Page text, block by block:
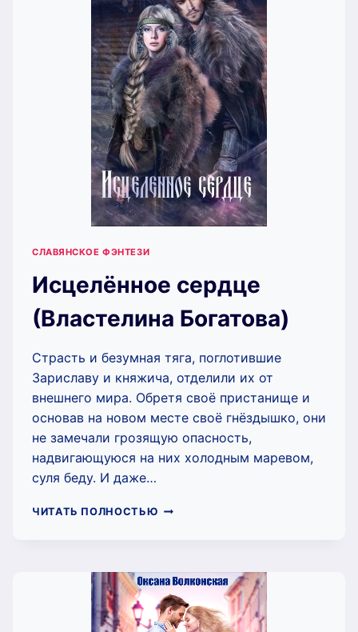
СЛАВЯНСКОЕ ФЭНТЕЗИ
Исцелённое сердце
(Властелина Богатова)
Страсть и безумная тяга, поглотившие
Зариславу и княжича, отделили их от
внешнего мира. Обретя своё пристанище и
основав на новом месте своё гнёздышко, они
не замечали грозящую опасность,
надвигающуюся на них холодным маревом,
суля беду. И даже…
ЧИТАТЬ ПОЛНОСТЬЮ ИСЦЕЛЁННОЕ